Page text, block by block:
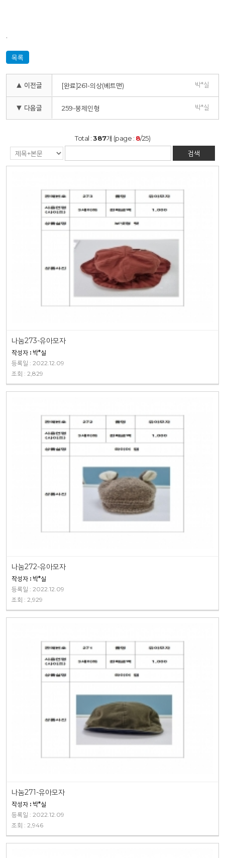
.
목록
▲ 이전글 [완료]261-의상(베트맨) 박*실
▼ 다음글 259-봉제인형 박*실
Total :387개 (page : 8/25)
검색
나눔273-유아모자
작성자 : 박*실
등록일 : 2022.12.09
조회 : 2,829
나눔272-유아모자
작성자 : 박*실
등록일 : 2022.12.09
조회 : 2,929
나눔271-유아모자
작성자 : 박*실
등록일 : 2022.12.09
조회 : 2,946